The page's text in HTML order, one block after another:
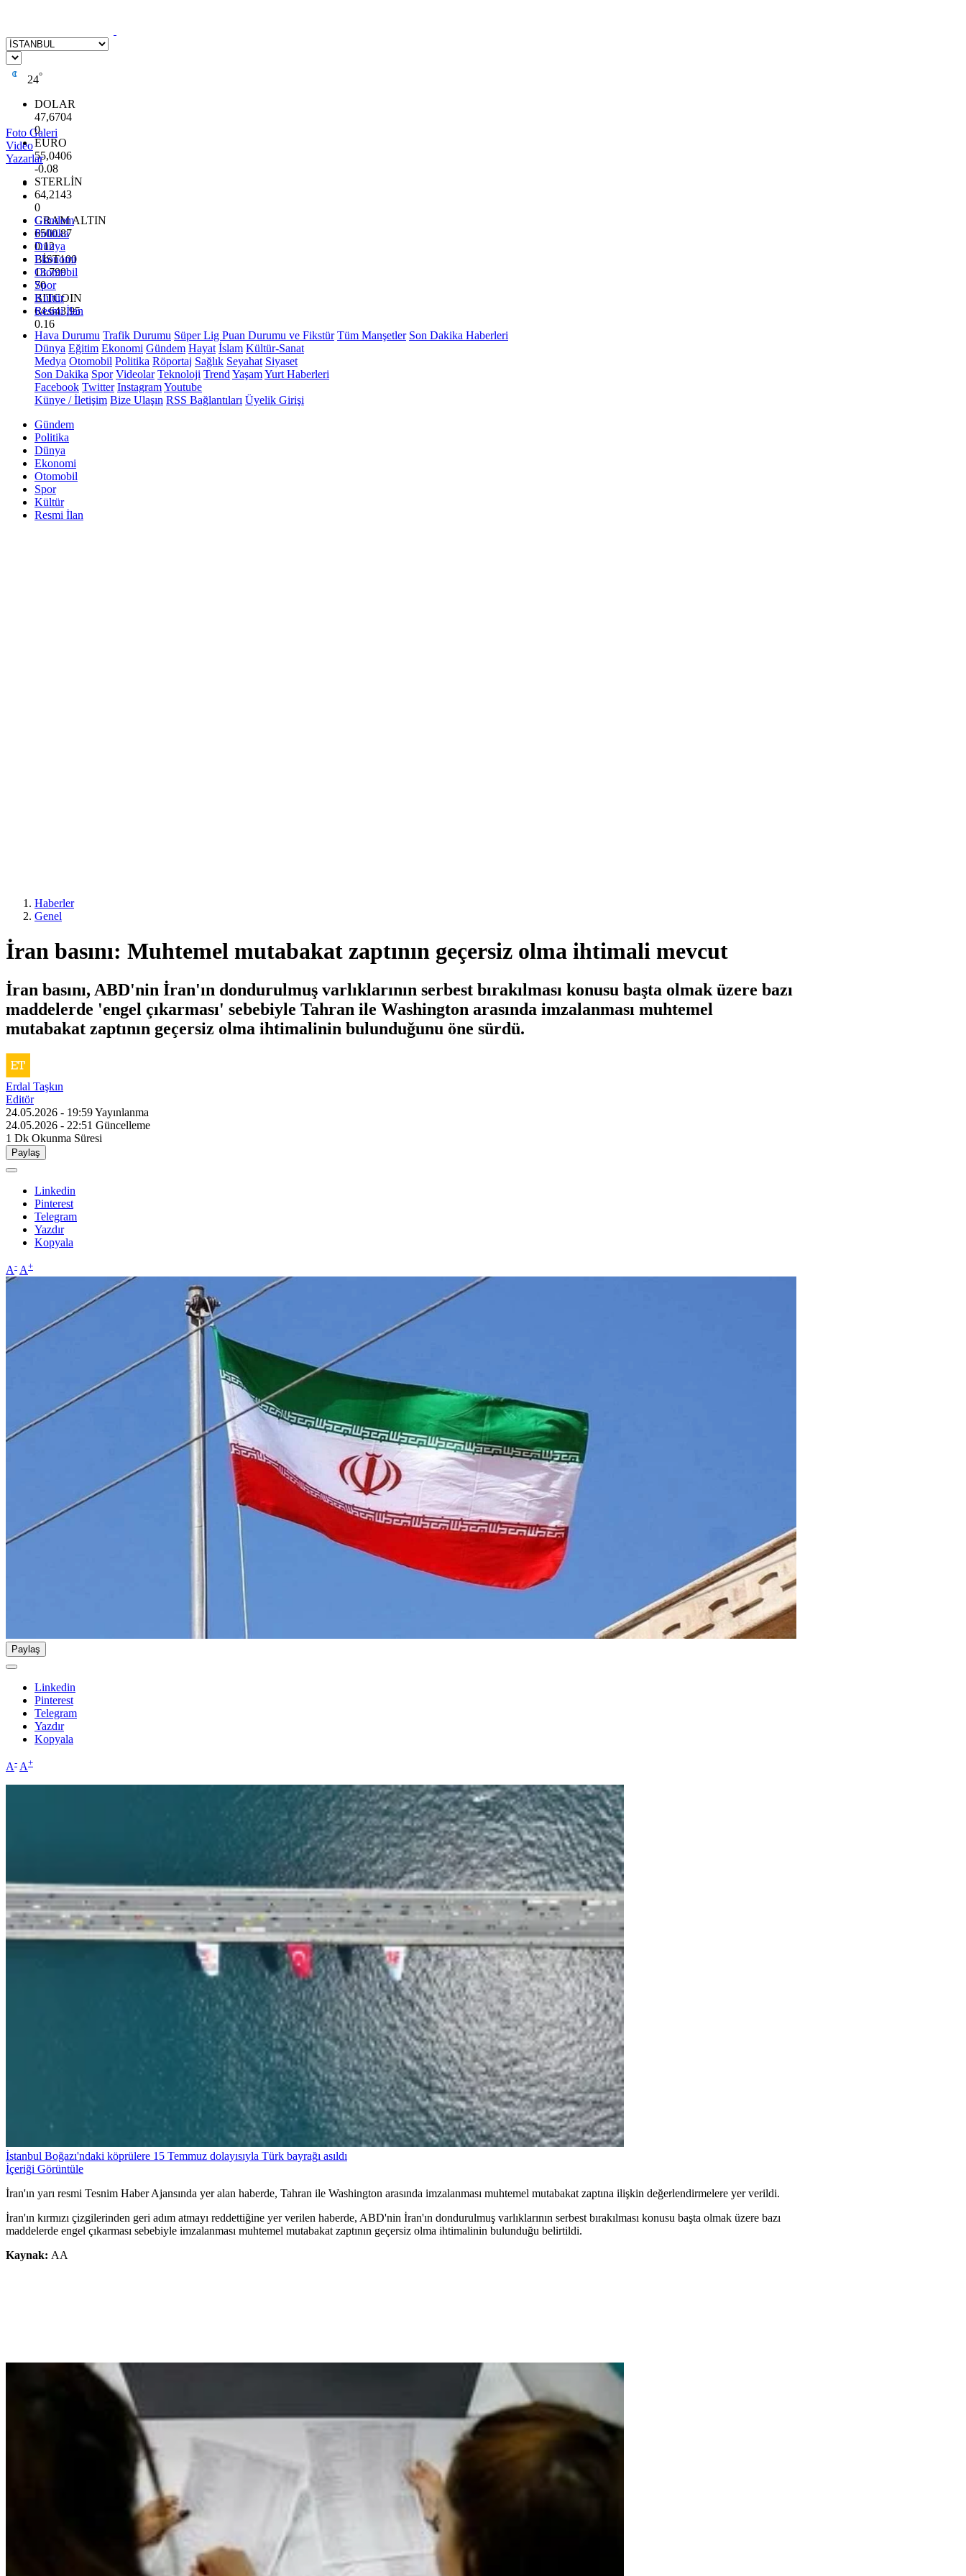
24°
DOLAR
47,6704
0
EURO
55,0406
-0.08
STERLİN
64,2143
0
GRAM ALTIN
6500.87
0.12
BİST100
13.799
70
BITCOIN
64.643,95
0.16
Foto Galeri
Video
Yazarlar
Gündem
Politika
Dünya
Ekonomi
Otomobil
Spor
Kültür
Resmi İlan
Hava Durumu Trafik Durumu Süper Lig Puan Durumu ve Fikstür Tüm Manşetler Son Dakika Haberleri
Dünya Eğitim Ekonomi Gündem Hayat İslam Kültür-Sanat
Medya Otomobil Politika Röportaj Sağlık Seyahat Siyaset
Son Dakika Spor Videolar Teknoloji Trend YaşamYurt Haberleri
Facebook Twitter InstagramYoutube
Künye / İletişim Bize Ulaşın RSS Bağlantıları Üyelik Girişi
Gündem
Politika
Dünya
Ekonomi
Otomobil
Spor
Kültür
Resmi İlan
Haberler
Genel
İran basını: Muhtemel mutabakat zaptının geçersiz olma ihtimali mevcut
İran basını, ABD'nin İran'ın dondurulmuş varlıklarının serbest bırakılması konusu başta olmak üzere bazı
maddelerde 'engel çıkarması' sebebiyle Tahran ile Washington arasında imzalanması muhtemel
mutabakat zaptının geçersiz olma ihtimalinin bulunduğunu öne sürdü.
Erdal Taşkın
Editör
24.05.2026 - 19:59Yayınlanma
24.05.2026 - 22:51 Güncelleme
1 Dk Okunma Süresi
Paylaş
Linkedin
Pinterest
Telegram
Yazdır
Kopyala
A- A+
Paylaş
Linkedin
Pinterest
Telegram
Yazdır
Kopyala
A- A+
İstanbul Boğazı'ndaki köprülere 15 Temmuz dolayısıyla Türk bayrağı asıldı
İçeriği Görüntüle
İran'ın yarı resmi Tesnim Haber Ajansında yer alan haberde, Tahran ile Washington arasında imzalanması muhtemel mutabakat zaptına ilişkin değerlendirmelere yer verildi.
İran'ın kırmızı çizgilerinden geri adım atmayı reddettiğine yer verilen haberde, ABD'nin İran'ın dondurulmuş varlıklarının serbest bırakılması konusu başta olmak üzere bazı
maddelerde engel çıkarması sebebiyle imzalanması muhtemel mutabakat zaptının geçersiz olma ihtimalinin bulunduğu belirtildi.
Kaynak: AA